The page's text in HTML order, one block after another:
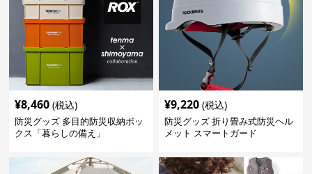
¥8,460 (税込)
防災グッズ 多目的防災収納ボッ
クス「暮らしの備え」
¥9,220 (税込)
防災グッズ 折り畳み式防災ヘル
メット スマートガード